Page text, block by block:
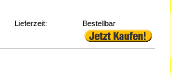
Lieferzeit: Bestellbar